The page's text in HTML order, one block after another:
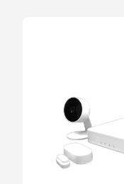
Avec Maison